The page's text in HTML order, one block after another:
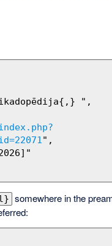
",
somewhere in the